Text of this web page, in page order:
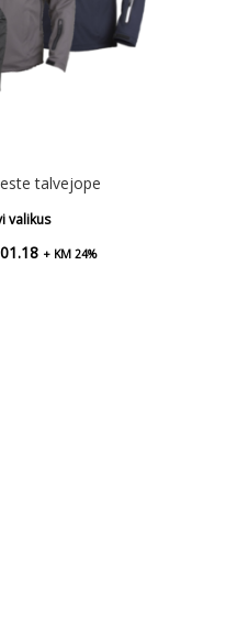
talvejope
valikus
Hinnavahemik:
+ KM 24%